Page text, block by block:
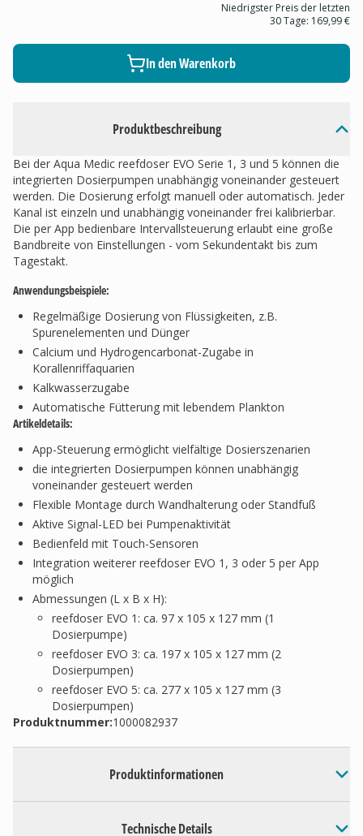
Produktbeschreibung
Bei der Aqua Medic reefdoser EVO Serie 1, 3 und 5 können die
integrierten Dosierpumpen unabhängig voneinander gesteuert
werden. Die Dosierung erfolgt manuell oder automatisch. Jeder
Kanal ist einzeln und unabhängig voneinander frei kalibrierbar.
Die per App bedienbare Intervallsteuerung erlaubt eine große
Bandbreite von Einstellungen - vom Sekundentakt bis zum
Tagestakt.
Anwendungsbeispiele:
Regelmäßige Dosierung von Flüssigkeiten, z.B.
Spurenelementen und Dünger
Calcium und Hydrogencarbonat-Zugabe in
Korallenriffaquarien
Kalkwasserzugabe
Automatische Fütterung mit lebendem Plankton
Artikeldetails:
App-Steuerung ermöglicht vielfältige Dosierszenarien
die integrierten Dosierpumpen können unabhängig
voneinander gesteuert werden
Flexible Montage durch Wandhalterung oder Standfuß
Aktive Signal-LED bei Pumpenaktivität
Bedienfeld mit Touch-Sensoren
Integration weiterer reefdoser EVO 1, 3 oder 5 per App
möglich
Abmessungen (L x B x H):
reefdoser EVO 1: ca. 97 x 105 x 127 mm (1
Dosierpumpe)
reefdoser EVO 3: ca. 197 x 105 x 127 mm (2
Dosierpumpen)
reefdoser EVO 5: ca. 277 x 105 x 127 mm (3
Dosierpumpen)
Produktnummer:1000082937
Produktinformationen
Technische Details
Niedrigster Preis der letzten
30 Tage: 169,99 €
In den Warenkorb